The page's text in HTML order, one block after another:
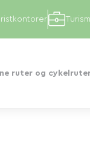
ruter og